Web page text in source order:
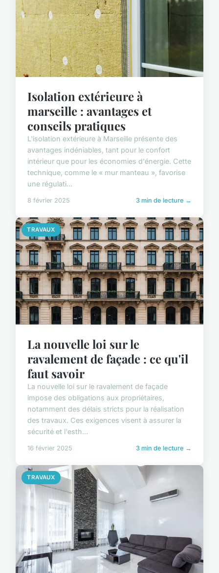
Isolation extérieure à
marseille : avantages et
conseils pratiques
L'isolation extérieure à Marseille présente des
avantages indéniables, tant pour le confort
intérieur que pour les économies d'énergie. Cette
technique, comme le « mur manteau », favorise
une régulati...
8 février 2025 3 min de lecture →
TRAVAUX
La nouvelle loi sur le
ravalement de façade : ce qu'il
faut savoir
La nouvelle loi sur le ravalement de façade
impose des obligations aux propriétaires,
notamment des délais stricts pour la réalisation
des travaux. Ces exigences visent à assurer la
sécurité et l'esth...
16 février 2025 3 min de lecture →
TRAVAUX